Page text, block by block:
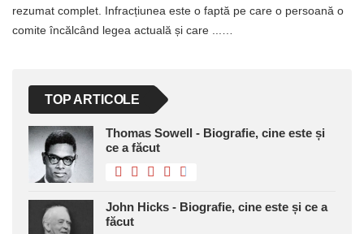
rezumat complet. Infracțiunea este o faptă pe care o persoană o
comite încălcând legea actuală și care ...…
TOP ARTICOLE
Thomas Sowell - Biografie, cine este și
ce a făcut
John Hicks - Biografie, cine este și ce a
făcut